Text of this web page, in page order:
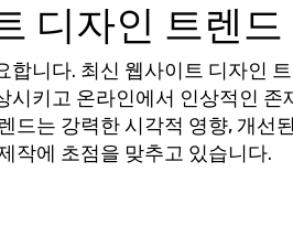
디자인 트렌드
합니다. 최신 웹사이트 디자인
시키고 온라인에서 인상적인 존
드는 강력한 시각적 영향, 개선
작에 초점을 맞추고 있습니다.